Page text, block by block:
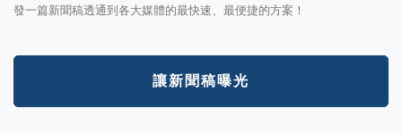
發一篇新聞稿透通到各大媒體的最快速、最便捷的方案！
讓新聞稿曝光